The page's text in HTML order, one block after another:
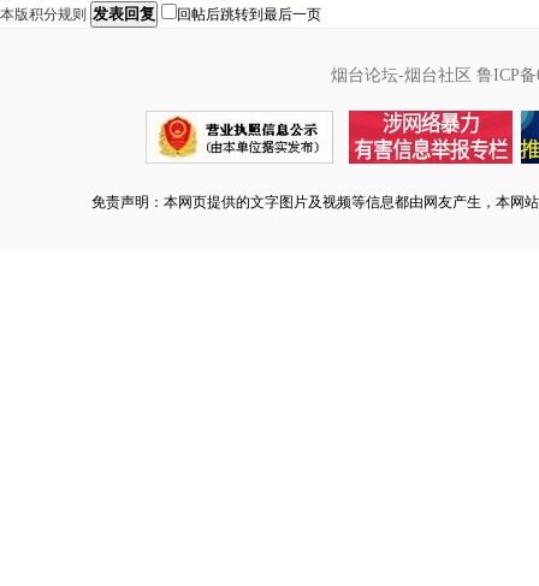
本版积分规则 发表回复 回帖后跳转到最后一页
烟台论坛-烟台社区 鲁ICP备
免责声明：本网页提供的文字图片及视频等信息都由网友产生，本网